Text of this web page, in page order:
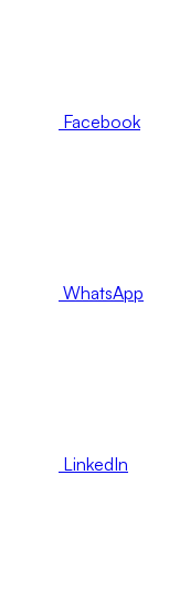
Facebook
WhatsApp
LinkedIn